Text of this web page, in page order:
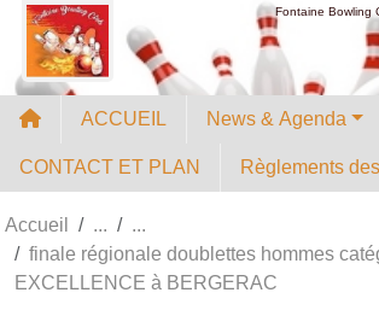
Fontaine Bowling
ACCUEIL News & Agenda
CONTACT ET PLAN Règlements
Accueil
finale régionale doublettes hommes
EXCELLENCE à BERGERAC
Panneau de gestion des cookies